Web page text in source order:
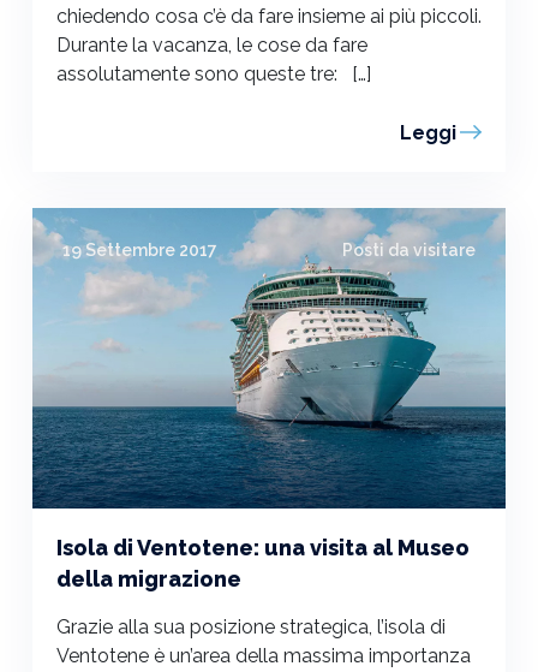
chiedendo cosa c’è da fare insieme ai più piccoli.
Durante la vacanza, le cose da fare
assolutamente sono queste tre: […]
Leggi
19 Settembre 2017 Posti da visitare
Isola di Ventotene: una visita al Museo
della migrazione
Grazie alla sua posizione strategica, l’isola di
Ventotene è un’area della massima importanza